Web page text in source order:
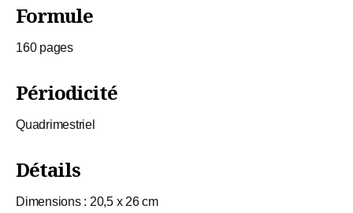
Formule
160 pages
Périodicité
Quadrimestriel
Détails
Dimensions : 20,5 x 26 cm